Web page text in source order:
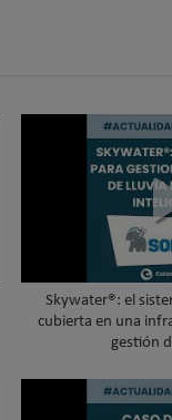
Skywater®: el
cubierta en una
gestión